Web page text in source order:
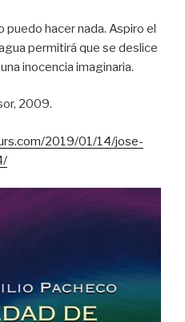
puedo hacer nada. Aspiro el
permitirá que se deslice
inocencia imaginaria.
2009.
2019/01/14/jose-